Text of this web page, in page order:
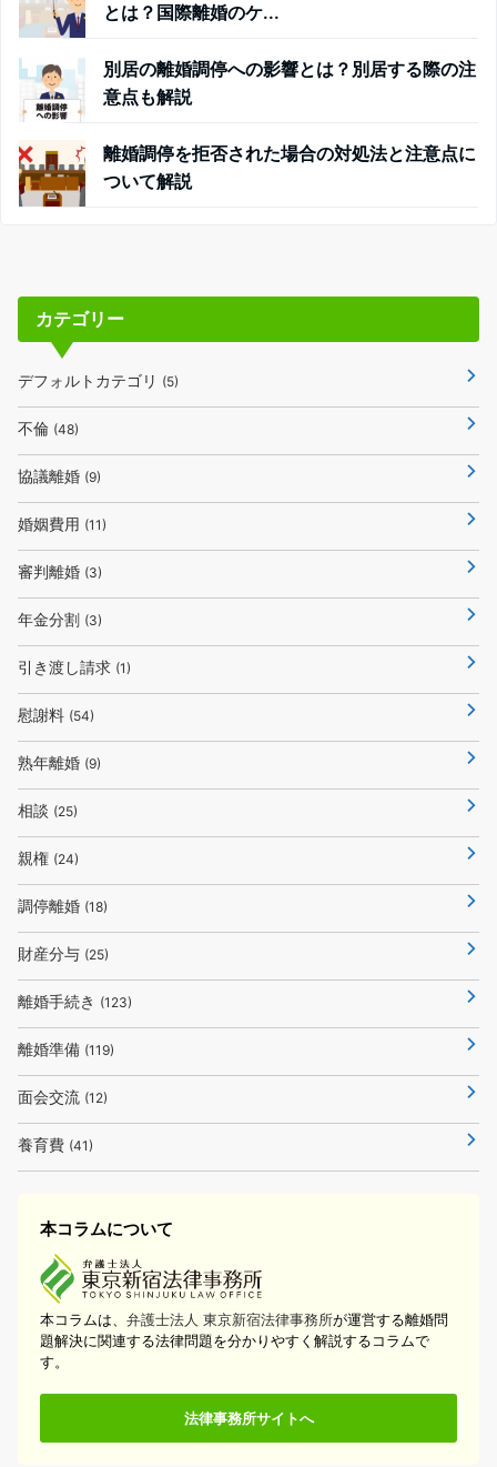
とは？国際離婚のケ...
別居の離婚調停への影響とは？別居する際の注
意点も解説
離婚調停を拒否された場合の対処法と注意点に
ついて解説
カテゴリー
デフォルトカテゴリ (5)
不倫 (48)
協議離婚 (9)
婚姻費用 (11)
審判離婚 (3)
年金分割 (3)
引き渡し請求 (1)
慰謝料 (54)
熟年離婚 (9)
相談 (25)
親権 (24)
調停離婚 (18)
財産分与 (25)
離婚手続き (123)
離婚準備 (119)
面会交流 (12)
養育費 (41)
本コラムについて
本コラムは、 弁護士法人 東京新宿法律事務所が運営する離婚問
題解決に関連する法律問題を分かりやすく解説するコラムで
す。
法律事務所サイトへ